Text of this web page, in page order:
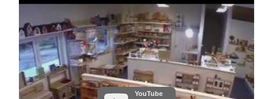
YouTube